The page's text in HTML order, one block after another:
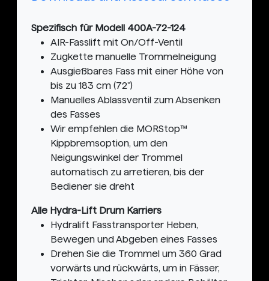
Spezifisch für Modell 400A-72-124
AIR-Fasslift mit On/Off-Ventil
Zugkette manuelle Trommelneigung
Ausgießbares Fass mit einer Höhe von
bis zu 183 cm (72")
Manuelles Ablassventil zum Absenken
des Fasses
Wir empfehlen die MORStop™
Kippbremsoption, um den
Neigungswinkel der Trommel
automatisch zu arretieren, bis der
Bediener sie dreht
Alle Hydra-Lift Drum Karriers
Hydralift Fasstransporter Heben,
Bewegen und Abgeben eines Fasses
Drehen Sie die Trommel um 360 Grad
vorwärts und rückwärts, um in Fässer,